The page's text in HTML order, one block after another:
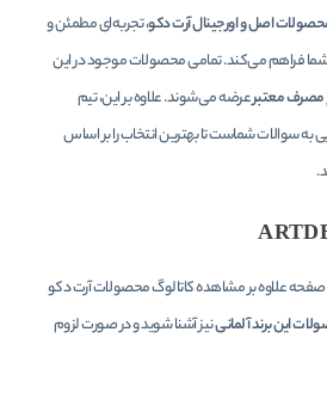
اصل و اورجینال آرت دکو، تجربه‌ای مطمئن و
شما فراهم می‌کند. تمامی محصولات موجود در این
مصرف معتبرعرضه می‌شوند. علاوه بر این، تیم
به سوالات شماست تا بهترین انتخاب را بر اساس
صفحه علاوه بر مشاهده کاتالوگ محصولات آرت دکو
این برند آلمانینیز آشنا شوید و در صورت لزوم